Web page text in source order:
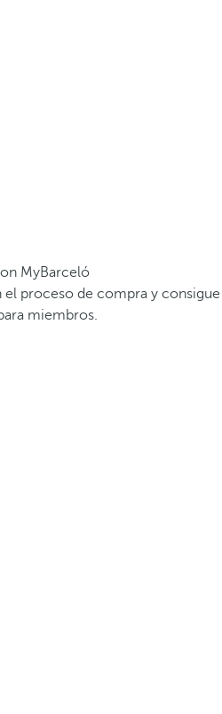
MyBarceló
el proceso de compra y consigue
miembros.